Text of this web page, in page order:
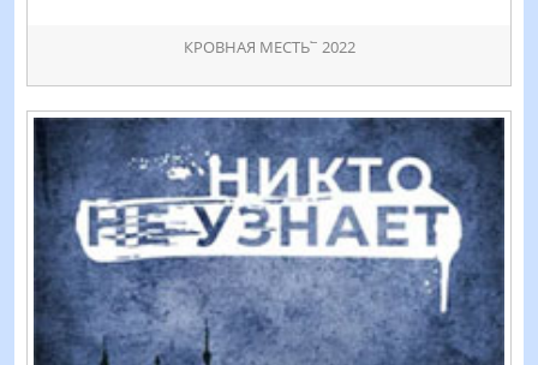
КРОВНАЯ МЕСТЬ՟ 2022